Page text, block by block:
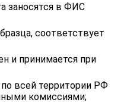
заносятся в ФИС
соответствует
и принимается при
всей территории РФ
комиссиями;